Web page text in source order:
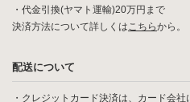
・代金引換(ヤマト運輸)20万円まで
決済方法について詳しくはこちらから。
配送について
・クレジットカード決済は、カード会